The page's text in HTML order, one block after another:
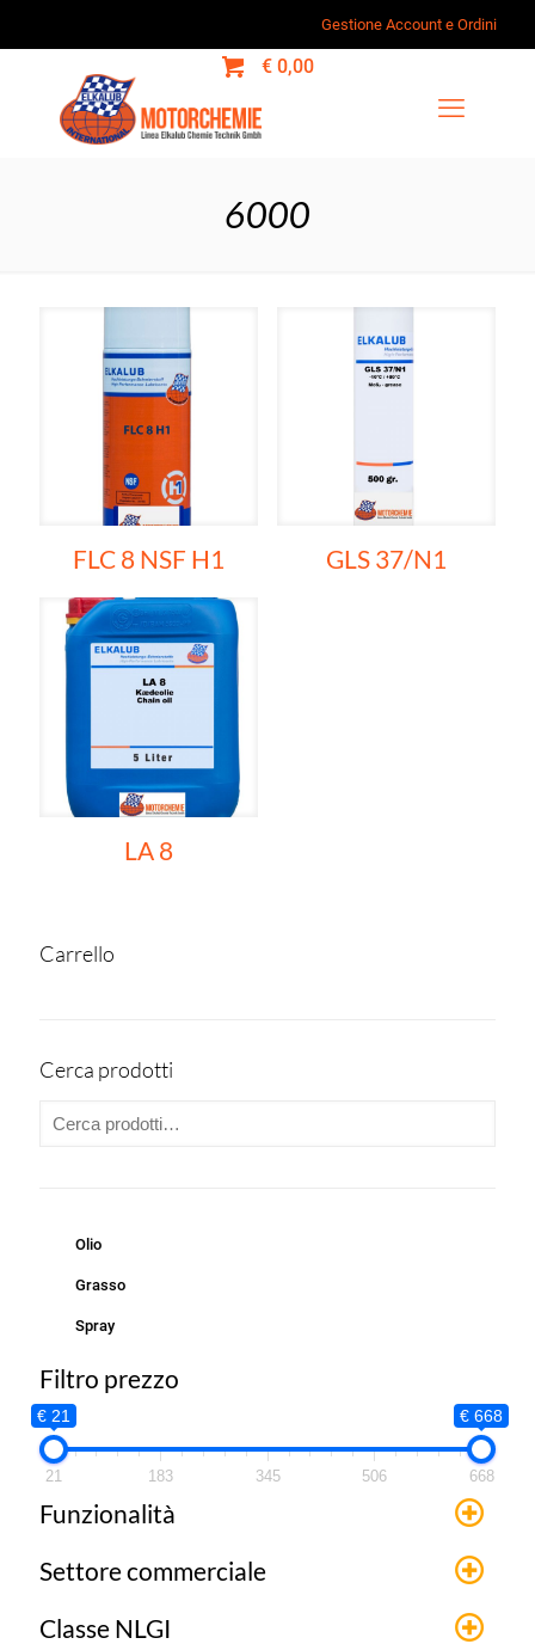
Gestione Account e Ordini
0
€ 0,00
6000
FLC 8 NSF H1 GLS 37/N1
LA 8
Carrello
Cerca prodotti
Olio
Grasso
Spray
Filtro prezzo
€ 21 € 668
21 183 345 506 668
Funzionalità
Settore commerciale
Classe NLGI